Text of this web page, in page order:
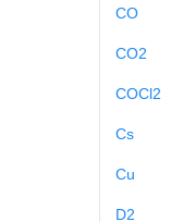
CO
CO2
COCl2
Cs
Cu
D2